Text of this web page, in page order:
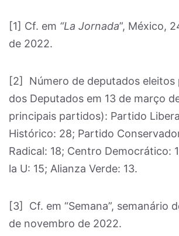
[1] Cf. em “La Jornada”, México,
de 2022.
[2]
Número de deputados eleitos
dos Deputados em 13 de março
principais partidos): Partido
Histórico: 28; Partido
Radical: 18; Centro Democrático:
la U: 15; Alianza Verde: 13.
[3]
Cf. em “Semana”, semanário
de novembro de 2022.